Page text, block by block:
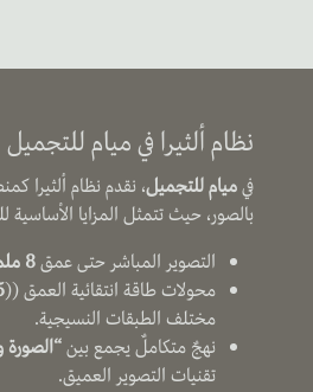
نظام ألثيرا في ميام للتجميل
فيميام للتجميل، نقدم نظام ألثيرا
بالصور، حيث تتمثل المزايا الأساسية
التصوير المباشر حتى عمق8 ملم
محولات طاقة انتقائية العمق ((4.5
مختلف الطبقات النسيجية.
نهجٌ متكاملٌ يجمع بين“الصورة
تقنيات التصوير العميق.